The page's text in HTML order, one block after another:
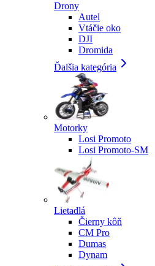
Drony
Autel
Vtáčie oko
DJI
Dromida
Ďalšia kategória
Motorky
Losi Promoto
Losi Promoto-SM
Lietadlá
Čierny kôň
CM Pro
Dumas
Dynam